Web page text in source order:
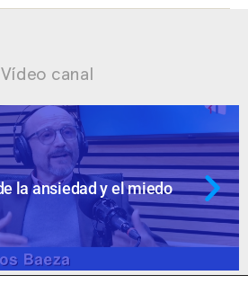
Vídeo canal
Ansiedad: supuestos